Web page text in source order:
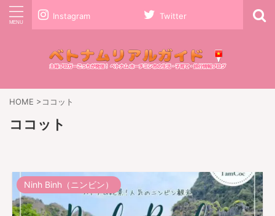
Instagram Twitter
HOME >ココット
ココット
Ninh Binh（ニンビン）